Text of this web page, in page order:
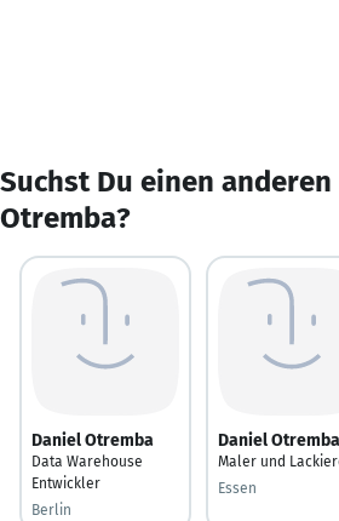
Suchst Du einen
Otremba?
Daniel Otremba
Data Warehouse
Entwickler
Berlin
Daniel Otremba
Maler und
Essen